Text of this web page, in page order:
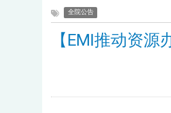
全院公告
【EMI推动资源